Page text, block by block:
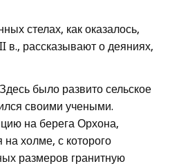
стелах, как оказалось,
рассказывают о деяниях,
было развито сельское
своими учеными.
на берега Орхона,
холме, с которого
размеров гранитную